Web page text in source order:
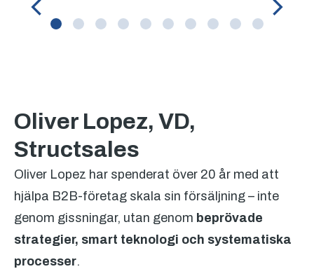
Oliver Lopez, VD,
Structsales
Oliver Lopez har spenderat över 20 år med att
hjälpa B2B-företag skala sin försäljning – inte
genom gissningar, utan genom beprövade
strategier, smart teknologi och systematiska
processer.